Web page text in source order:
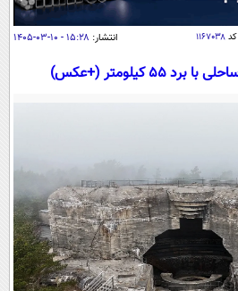
اقتصاد
اقتصادی
جامعه
یک برش دانایی
محیط زیست
سفر و تفریح
علم و دانش
فناوری و It
علمی
اخبار کریپتو
قرآن
گوناگون
سرگرمی
فیلم
کد۱۱۶۷۰۳۸ انتشار: ۱۵:۲۸ - ۱۰-۰۳-۱۴۰۵